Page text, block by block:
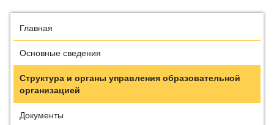
Главная
Основные сведения
Структура и органы управления образовательной
организацией
Документы